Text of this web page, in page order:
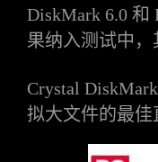
DiskMark 6.0
果纳入测试中
Crystal
拟大文件的最佳